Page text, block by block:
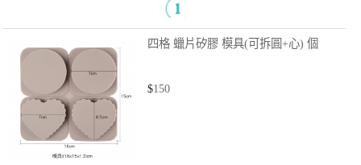
四格 蠟片矽膠 模具(可拆圓+心) 個
$150